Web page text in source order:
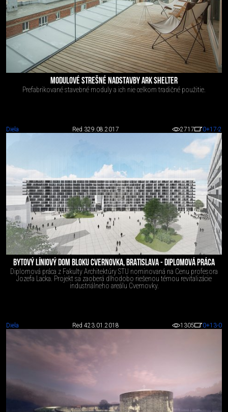
MODULOVÉ STREŠNÉ NADSTAVBY ARK SHELTER
Prefabrikované stavebné moduly a ich nie celkom tradičné použitie.
Diela Red 329.08.2017 2717 0+17-2
BYTOVÝ LÍNIOVÝ DOM BLOKU CVERNOVKA, BRATISLAVA - DIPLOMOVÁ PRÁCA
Diplomová práca z Fakulty Architektúry STU nominovaná na Cenu profesora
Jozefa Lacka. Projekt sa zaoberá dlhodobo riešenou témou revitalizácie
industriálneho areálu Cvernovky.
Diela Red 423.01.2018 1305 0+13-0